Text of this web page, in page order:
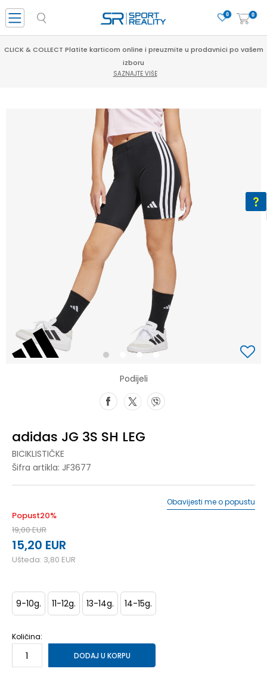
0
0
CLICK & COLLECT Platite karticom online i preuzmite u prodavnici po vašem
izboru
SAZNAJTE VIŠE
1 3
Podijeli
adidas JG 3S SH LEG
BICIKLISTIČKE
Šifra artikla: JF3677
Popust20%
19,00EUR
15,20 EUR
Ušteda: 3,80 EUR
Obavijesti me o popustu
9-10g. 11-12g. 13-14g. 14-15g.
Količina:
DODAJ U KORPU